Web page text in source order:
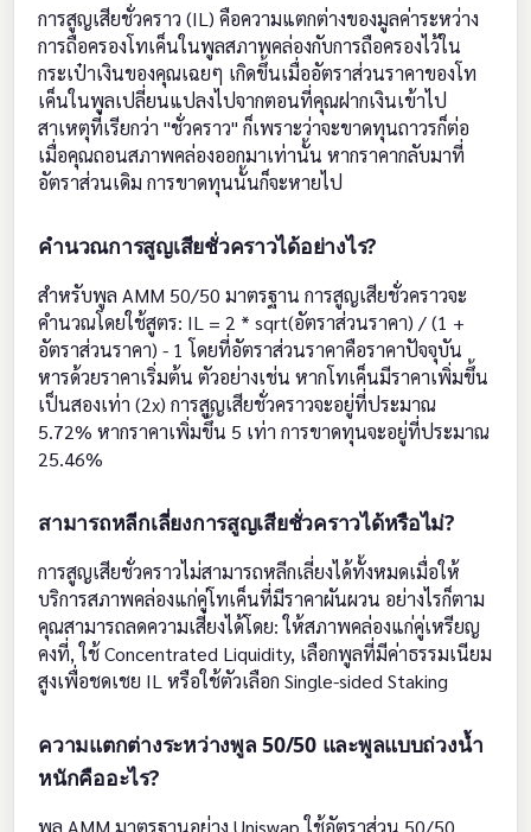
การสูญเสียชั่วคราว (IL) คือความแตกต่างของมูลค่าระหว่าง
การถือครองโทเค็นในพูลสภาพคล่องกับการถือครองไว้ใน
กระเป๋าเงินของคุณเฉยๆ เกิดขึ้นเมื่ออัตราส่วนราคาของโท
เค็นในพูลเปลี่ยนแปลงไปจากตอนที่คุณฝากเงินเข้าไป
สาเหตุที่เรียกว่า "ชั่วคราว" ก็เพราะว่าจะขาดทุนถาวรก็ต่อ
เมื่อคุณถอนสภาพคล่องออกมาเท่านั้น หากราคากลับมาที่
อัตราส่วนเดิม การขาดทุนนั้นก็จะหายไป
คำนวณการสูญเสียชั่วคราวได้อย่างไร?
สำหรับพูล AMM 50/50 มาตรฐาน การสูญเสียชั่วคราวจะ
คำนวณโดยใช้สูตร: IL = 2 * sqrt(อัตราส่วนราคา) / (1 +
อัตราส่วนราคา) - 1 โดยที่อัตราส่วนราคาคือราคาปัจจุบัน
หารด้วยราคาเริ่มต้น ตัวอย่างเช่น หากโทเค็นมีราคาเพิ่มขึ้น
เป็นสองเท่า (2x) การสูญเสียชั่วคราวจะอยู่ที่ประมาณ
5.72% หากราคาเพิ่มขึ้น 5 เท่า การขาดทุนจะอยู่ที่ประมาณ
25.46%
สามารถหลีกเลี่ยงการสูญเสียชั่วคราวได้หรือไม่?
การสูญเสียชั่วคราวไม่สามารถหลีกเลี่ยงได้ทั้งหมดเมื่อให้
บริการสภาพคล่องแก่คู่โทเค็นที่มีราคาผันผวน อย่างไรก็ตาม
คุณสามารถลดความเสี่ยงได้โดย: ให้สภาพคล่องแก่คู่เหรียญ
คงที่, ใช้ Concentrated Liquidity, เลือกพูลที่มีค่าธรรมเนียม
สูงเพื่อชดเชย IL หรือใช้ตัวเลือก Single-sided Staking
ความแตกต่างระหว่างพูล 50/50 และพูลแบบถ่วงน้ำ
หนักคืออะไร?
พูล AMM มาตรฐานอย่าง Uniswap ใช้อัตราส่วน 50/50